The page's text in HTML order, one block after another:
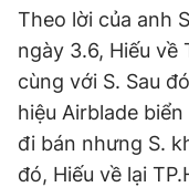
Phó tổng biên tập: Lâm
Phó tổng biên tập:
Tổng thư ký tòa soạn:
Giấy phép xuất bản số
© 2003-2026 Bản
chép dưới mọi hình
bản. Phát triển bởi ePi
Theo lời của anh
ngày 3.6, Hiếu về
cùng với S. Sau
hiệu Airblade
đi bán nhưng S.
đó, Hiếu về lại